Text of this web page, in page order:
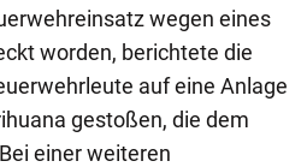
wegen eines
worden, berichtete die
auf eine Anlage
gestoßen, die dem
einer weiteren